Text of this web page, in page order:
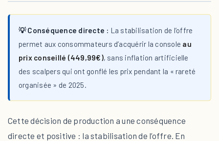
💡 Conséquence directe : La stabilisation de l’offre
permet aux consommateurs d’acquérir la console au
prix conseillé (449,99€), sans inflation artificielle
des scalpers qui ont gonflé les prix pendant la « rareté
organisée » de 2025.
Cette décision de production a une conséquence
directe et positive : la stabilisation de l’offre. En